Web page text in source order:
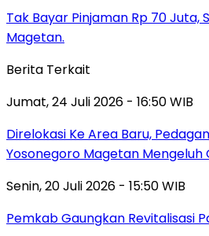
Tak Bayar Pinjaman Rp 70 Juta,
Magetan.
Berita Terkait
Jumat, 24 Juli 2026 - 16:50 WIB
Direlokasi Ke Area Baru,
Yosonegoro Magetan Mengeluh
Senin, 20 Juli 2026 - 15:50 WIB
Pemkab Gaungkan Revitalisasi